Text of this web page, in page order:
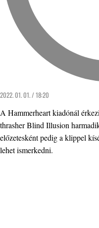
2022. 01. 01. / 18:20
A Hammerheart kiadónál
thrasher Blind Illusion
előzetesként pedig a klippel
lehet ismerkedni.